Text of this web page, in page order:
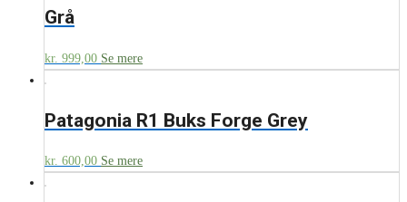
Grå
kr. 999,00 Se mere
Patagonia R1 Buks Forge Grey
kr. 600,00 Se mere